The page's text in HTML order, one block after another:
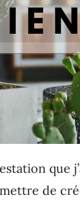
que
de